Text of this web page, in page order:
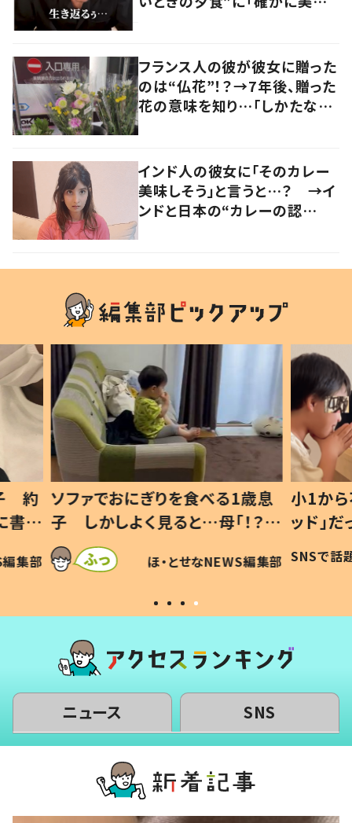
フランス人の彼が彼女に贈った
のは“仏花”！？→7年後、贈った
花の意味を知り…「しかたな
インド人の彼女に「そのカレー
美味しそう」と言うと…？ →イ
ンドと日本の“カレーの認
歳息
？」
編集部
小1から不登校、息子は「ギフテ
ッド」だった 父が“ウチ給食”を
作り続ける理由とは #令和の親
#令和の子
SNSで話題 ほ・とせなNEWS編集部
ひ孫
が、抱
「涙
い」
ニュース SNS